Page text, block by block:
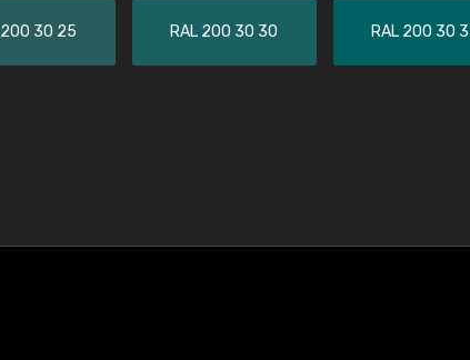
200 30 25 RAL 200 30 30 RAL 200 30